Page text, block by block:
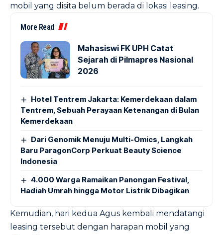
mobil yang disita belum berada di lokasi leasing.
More Read
Mahasiswi FK UPH Catat
Sejarah di Pilmapres Nasional
2026
Hotel Tentrem Jakarta: Kemerdekaan dalam
Tentrem, Sebuah Perayaan Ketenangan di Bulan
Kemerdekaan
Dari Genomik Menuju Multi-Omics, Langkah
Baru ParagonCorp Perkuat Beauty Science
Indonesia
4.000 Warga Ramaikan Panongan Festival,
Hadiah Umrah hingga Motor Listrik Dibagikan
Kemudian, hari kedua Agus kembali mendatangi
leasing tersebut dengan harapan mobil yang